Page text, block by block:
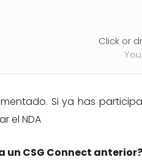
Click or
Si ya has
el NDA
un CSG Connect anterior?